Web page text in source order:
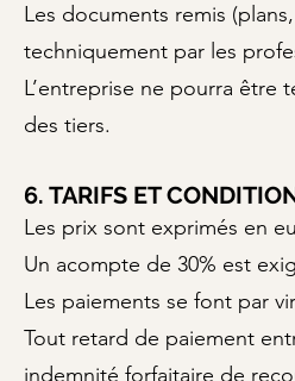
Les documents remis
techniquement par les
L’entreprise ne pourra être
des tiers.
6. TARIFS ET
Les prix sont exprimés en
Un acompte de 30% est
Les paiements se font par
Tout retard de paiement
indemnité forfaitaire de